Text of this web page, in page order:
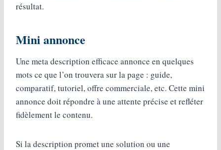
résultat.
Mini annonce
Une meta description efficace annonce en quelques
mots ce que l’on trouvera sur la page : guide,
comparatif, tutoriel, offre commerciale, etc. Cette mini
annonce doit répondre à une attente précise et refléter
fidèlement le contenu.
Si la description promet une solution ou une